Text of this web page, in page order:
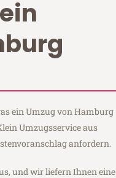
ein Umzug von Hamburg
Umzugsservice aus
anfordern.
und wir liefern Ihnen eine